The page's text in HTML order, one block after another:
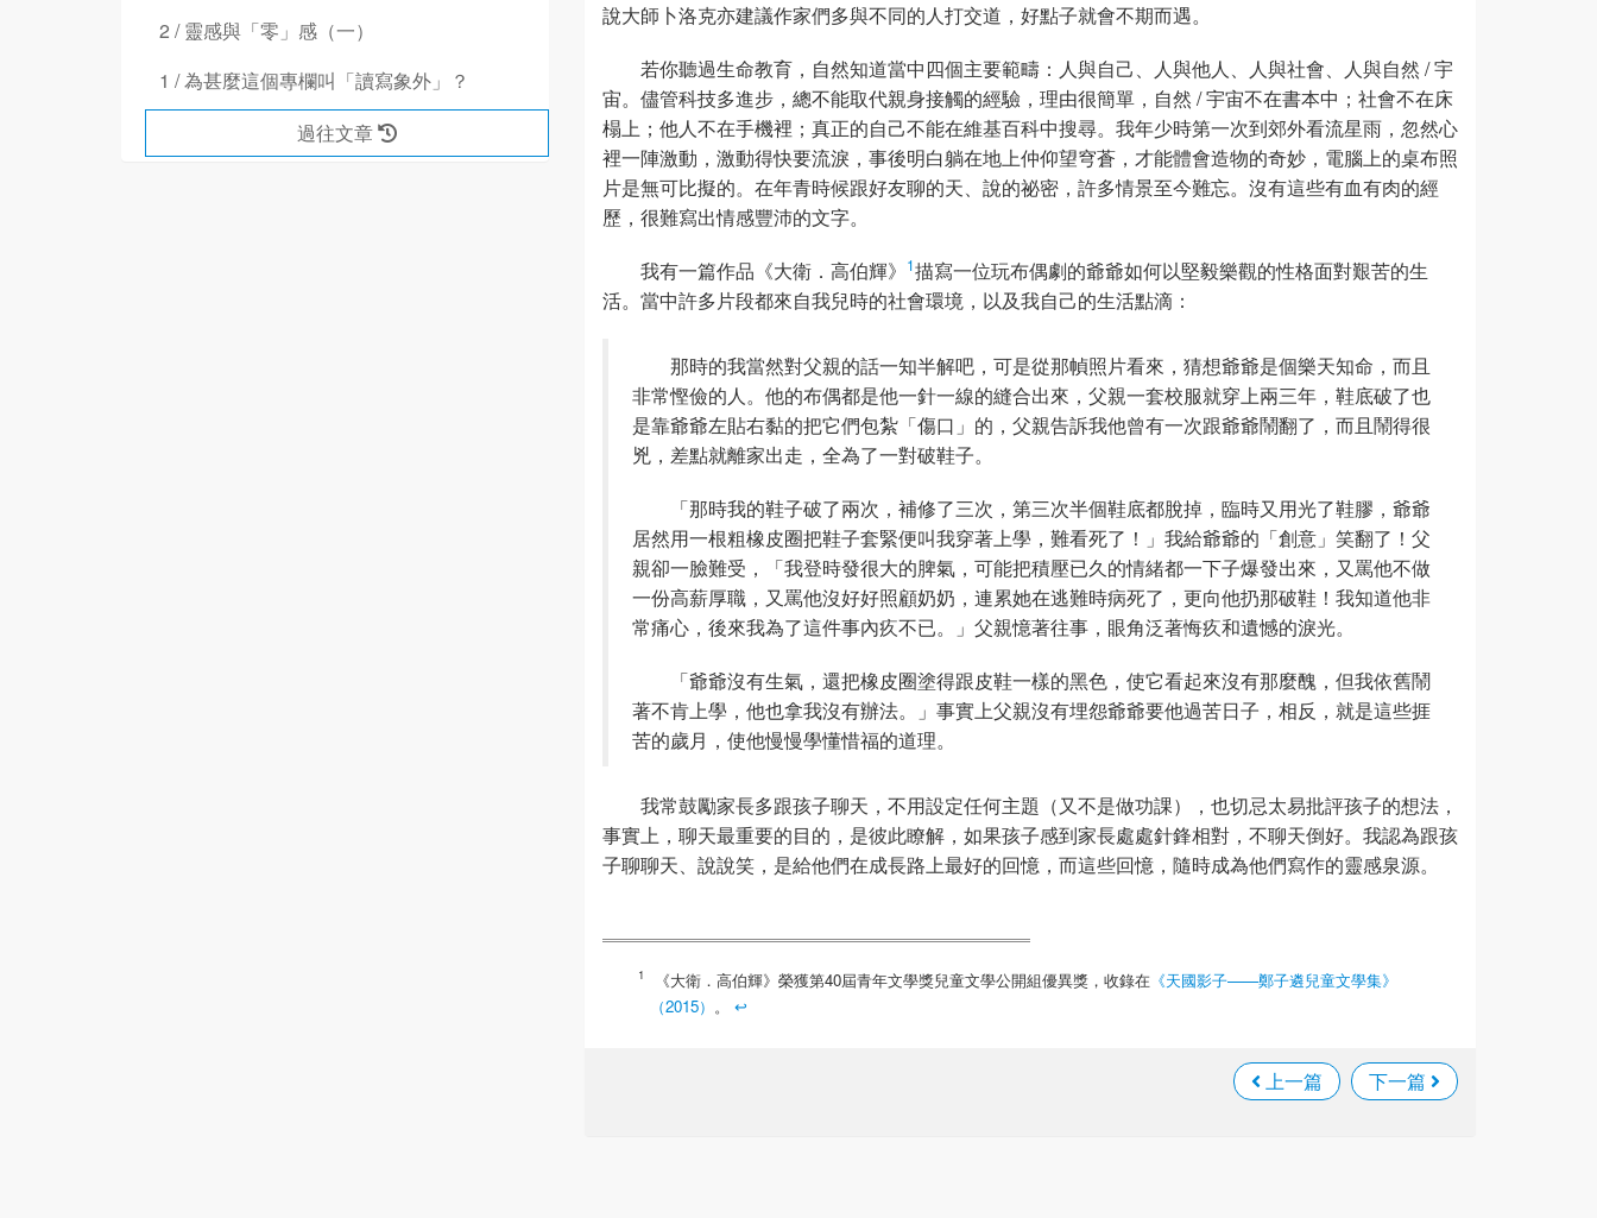
2 / 靈感與「零」感（一）
1 / 為甚麼這個專欄叫「讀寫象外」？
過往文章
說大師卜洛克亦建議作家們多與不同的人打交道，好點子就會不期而遇。
若你聽過生命教育，自然知道當中四個主要範疇：人與自己、人與他人、人與社會、人與自然 / 宇
宙。儘管科技多進步，總不能取代親身接觸的經驗，理由很簡單，自然 / 宇宙不在書本中；社會不在床
榻上；他人不在手機裡；真正的自己不能在維基百科中搜尋。我年少時第一次到郊外看流星雨，忽然心
裡一陣激動，激動得快要流淚，事後明白躺在地上仲仰望穹蒼，才能體會造物的奇妙，電腦上的桌布照
片是無可比擬的。在年青時候跟好友聊的天、說的祕密，許多情景至今難忘。沒有這些有血有肉的經
歷，很難寫出情感豐沛的文字。
我有一篇作品《大衛．高伯輝》 1描寫一位玩布偶劇的爺爺如何以堅毅樂觀的性格面對艱苦的生
活。當中許多片段都來自我兒時的社會環境，以及我自己的生活點滴：
那時的我當然對父親的話一知半解吧，可是從那幀照片看來，猜想爺爺是個樂天知命，而且
非常慳儉的人。他的布偶都是他一針一線的縫合出來，父親一套校服就穿上兩三年，鞋底破了也
是靠爺爺左貼右黏的把它們包紮「傷口」的，父親告訴我他曾有一次跟爺爺鬧翻了，而且鬧得很
兇，差點就離家出走，全為了一對破鞋子。
「那時我的鞋子破了兩次，補修了三次，第三次半個鞋底都脫掉，臨時又用光了鞋膠，爺爺
居然用一根粗橡皮圈把鞋子套緊便叫我穿著上學，難看死了！」我給爺爺的「創意」笑翻了！父
親卻一臉難受，「我登時發很大的脾氣，可能把積壓已久的情緒都一下子爆發出來，又罵他不做
一份高薪厚職，又罵他沒好好照顧奶奶，連累她在逃難時病死了，更向他扔那破鞋！我知道他非
常痛心，後來我為了這件事內疚不已。」父親憶著往事，眼角泛著悔疚和遺憾的淚光。
「爺爺沒有生氣，還把橡皮圈塗得跟皮鞋一樣的黑色，使它看起來沒有那麼醜，但我依舊鬧
著不肯上學，他也拿我沒有辦法。」事實上父親沒有埋怨爺爺要他過苦日子，相反，就是這些捱
苦的歲月，使他慢慢學懂惜福的道理。
我常鼓勵家長多跟孩子聊天，不用設定任何主題（又不是做功課），也切忌太易批評孩子的想法，
事實上，聊天最重要的目的，是彼此瞭解，如果孩子感到家長處處針鋒相對，不聊天倒好。我認為跟孩
子聊聊天、說說笑，是給他們在成長路上最好的回憶，而這些回憶，隨時成為他們寫作的靈感泉源。
《大衛．高伯輝》榮獲第40屆青年文學獎兒童文學公開組優異獎，收錄在 《天國影子——鄭子遴兒童文學集》
（2015） 。 ↩
上一篇 下一篇